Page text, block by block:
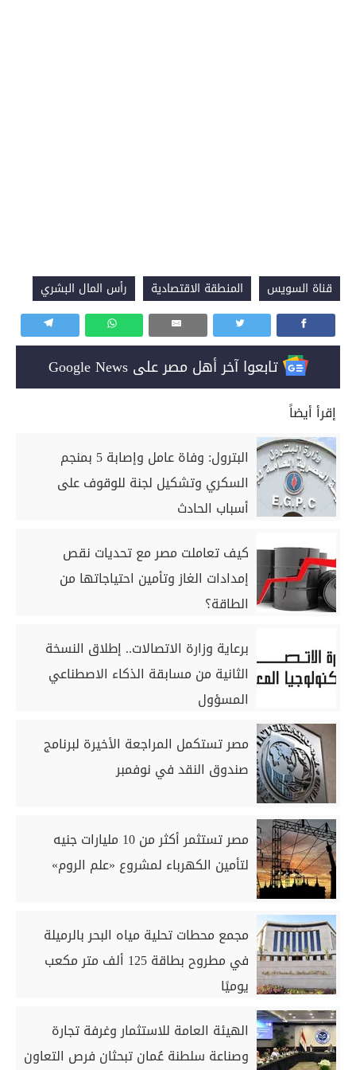
قناة السويس المنطقة الاقتصادية رأس المال البشري
تابعوا آخر أهل مصر على Google News
إقرأ أيضاً
البترول: وفاة عامل وإصابة 5 بمنجم
السكري وتشكيل لجنة للوقوف على
أسباب الحادث
كيف تعاملت مصر مع تحديات نقص
إمدادات الغاز وتأمين احتياجاتها من
الطاقة؟
برعاية وزارة الاتصالات.. إطلاق النسخة
الثانية من مسابقة الذكاء الاصطناعي
المسؤول
مصر تستكمل المراجعة الأخيرة لبرنامج
صندوق النقد في نوفمبر
مصر تستثمر أكثر من 10 مليارات جنيه
لتأمين الكهرباء لمشروع «علم الروم»
مجمع محطات تحلية مياه البحر بالرميلة
في مطروح بطاقة 125 ألف متر مكعب
يوميًا
الهيئة العامة للاستثمار وغرفة تجارة
وصناعة سلطنة عُمان تبحثان فرص التعاون